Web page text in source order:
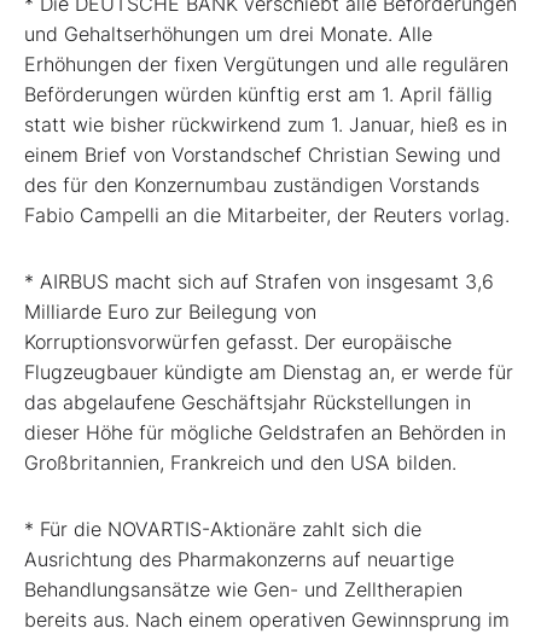
und Gehaltserhöhungen um drei Monate. Alle
Erhöhungen der fixen Vergütungen und alle regulären
Beförderungen würden künftig erst am 1. April fällig
statt wie bisher rückwirkend zum 1. Januar, hieß es in
einem Brief von Vorstandschef Christian Sewing und
des für den Konzernumbau zuständigen Vorstands
Fabio Campelli an die Mitarbeiter, der Reuters vorlag.
* AIRBUS macht sich auf Strafen von insgesamt 3,6
Milliarde Euro zur Beilegung von
Korruptionsvorwürfen gefasst. Der europäische
Flugzeugbauer kündigte am Dienstag an, er werde für
das abgelaufene Geschäftsjahr Rückstellungen in
dieser Höhe für mögliche Geldstrafen an Behörden in
Großbritannien, Frankreich und den USA bilden.
* Für die NOVARTIS-Aktionäre zahlt sich die
Ausrichtung des Pharmakonzerns auf neuartige
Behandlungsansätze wie Gen- und Zelltherapien
bereits aus. Nach einem operativen Gewinnsprung im